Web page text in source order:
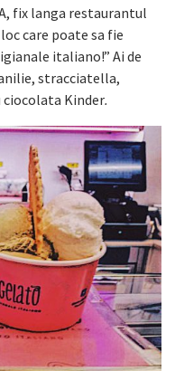
fix langa restaurantul
care poate sa fie
italiano!” Ai de
stracciatella,
ciocolata Kinder.